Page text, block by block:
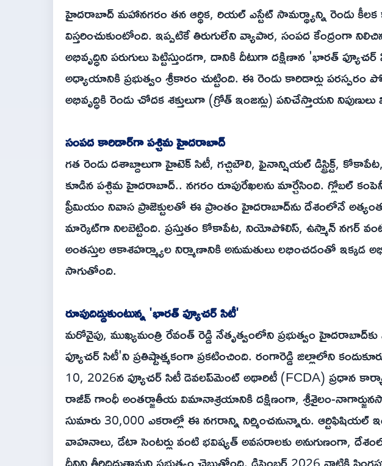
హైదరాబాద్ మహానగరం తన ఆర్థిక, రియల్ ఎస్టేట్ సామర్థ్యాన్ని రెండు
విస్తరించుకుంటోంది. ఇప్పటికే తిరుగులేని వ్యాపార, సంపద కేంద్రంగా
అభివృద్ధిని పరుగులు పెట్టిస్తుండగా, దానికి దీటుగా దక్షిణాన 'భారత్
అధ్యాయానికి ప్రభుత్వం శ్రీకారం చుట్టింది. ఈ రెండు కారిడార్లు
అభివృద్ధికి రెండు చోదక శక్తులుగా (గ్రోత్ ఇంజన్లు) పనిచేస్తాయని నిపుణులు
సంపద కారిడార్‌గా పశ్చిమ హైదరాబాద్
గత రెండు దశాబ్దాలుగా హైటెక్ సిటీ, గచ్చిబౌలి, ఫైనాన్షియల్ డిస్ట్రిక్ట్,
కూడిన పశ్చిమ హైదరాబాద్.. నగరం రూపురేఖలను మార్చేసింది. గ్లోబల్
ప్రీమియం నివాస ప్రాజెక్టులతో ఈ ప్రాంతం హైదరాబాద్‌ను దేశంలోనే
మార్కెట్‌గా నిలబెట్టింది. ప్రస్తుతం కోకాపేట, నియోపోలిస్, ఉస్మాన్ నగర్
అంతస్తుల ఆకాశహర్మ్యాల నిర్మాణానికి అనుమతులు లభించడంతో ఇక్కడ
సాగుతోంది.
రూపుదిద్దుకుంటున్న 'భారత్ ఫ్యూచర్ సిటీ'
మరోవైపు, ముఖ్యమంత్రి రేవంత్ రెడ్డి నేతృత్వంలోని ప్రభుత్వం
ఫ్యూచర్ సిటీ'ని ప్రతిష్టాత్మకంగా ప్రకటించింది. రంగారెడ్డి జిల్లాలోని
10, 2026న ఫ్యూచర్ సిటీ డెవలప్‌మెంట్ అథారిటీ (FCDA) ప్రధాన
రాజీవ్ గాంధీ అంతర్జాతీయ విమానాశ్రయానికి దక్షిణంగా, శ్రీశైలం-
సుమారు 30,000 ఎకరాల్లో ఈ నగరాన్ని నిర్మించనున్నారు. ఆర్టిఫిషియల్
వాహనాలు, డేటా సెంటర్లు వంటి భవిష్యత్ అవసరాలకు అనుగుణంగా,